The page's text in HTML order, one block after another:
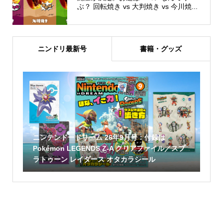
ぶ？ 回転焼き vs 大判焼き vs 今川焼...
ニンドリ最新号 書籍・グッズ
ニンテンドードリーム 26年9月号：付録は
Pokémon LEGENDS Z-A クリアファイル／スプ
ラトゥーン レイダース オタカラシール